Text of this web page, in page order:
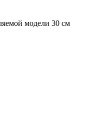
модели 30 см